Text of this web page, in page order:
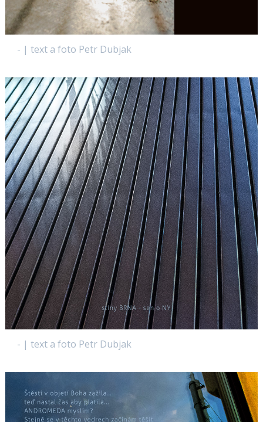
- | text a foto Petr Dubjak
- | text a foto Petr Dubjak